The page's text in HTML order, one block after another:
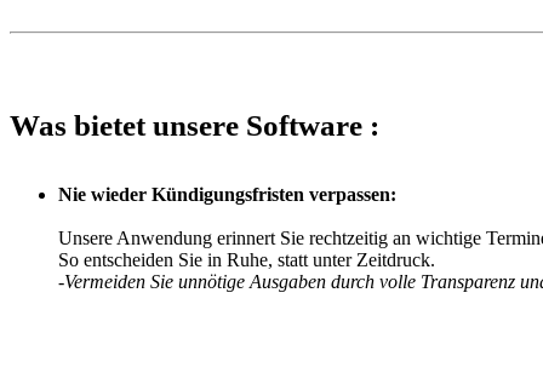
Was bietet unsere Software :
Nie wieder Kündigungsfristen verpassen:
Unsere Anwendung erinnert Sie rechtzeitig an wichtige
So entscheiden Sie in Ruhe, statt unter Zeitdruck.
-Vermeiden Sie unnötige Ausgaben durch volle Transparenz